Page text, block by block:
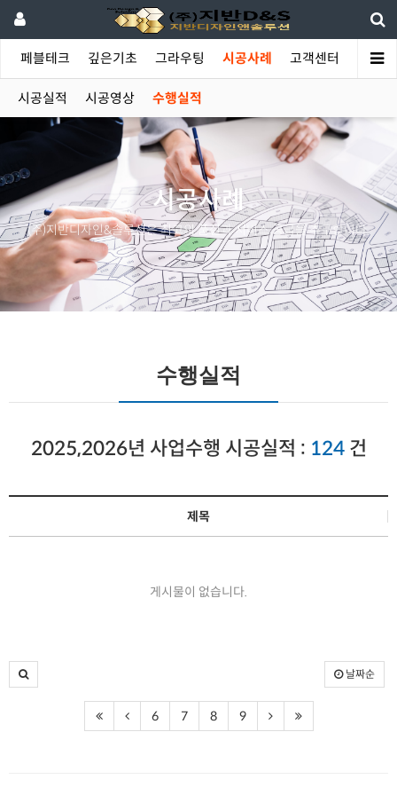
페블테크 깊은기초 그라우팅 시공사례 고객센터
시공실적 시공영상 수행실적
시공사례
(주)지반디자인&솔루션은 최고의 품질과 서비스 공급을 추구합니다.
수행실적
2025,2026년 사업수행 시공실적 : 124건
제목
게시물이 없습니다.
날짜순
6 7 8 9